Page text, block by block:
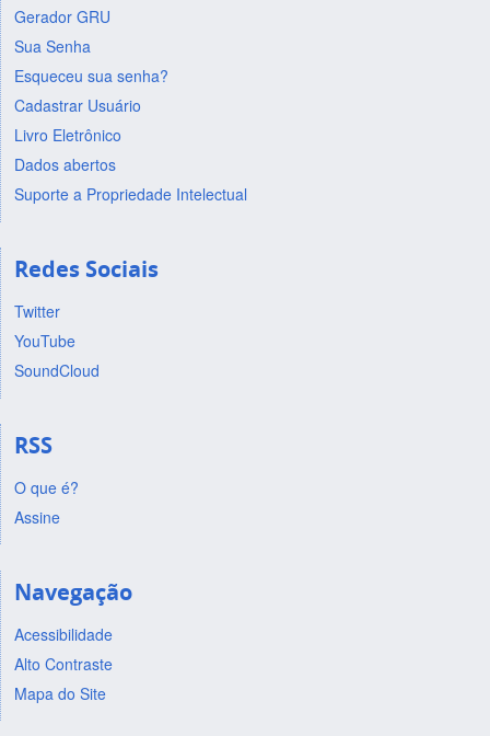
Gerador GRU
Sua Senha
Esqueceu sua senha?
Cadastrar Usuário
Livro Eletrônico
Dados abertos
Suporte a Propriedade Intelectual
Redes Sociais
Twitter
YouTube
SoundCloud
RSS
O que é?
Assine
Navegação
Acessibilidade
Alto Contraste
Mapa do Site